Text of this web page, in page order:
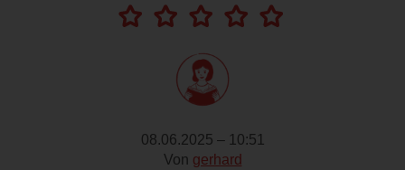
08.06.2025 – 10:51
Von gerhard